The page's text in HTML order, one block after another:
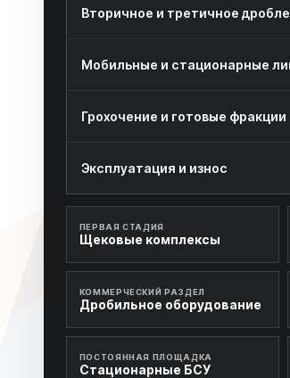
Вторичное и третичное
Мобильные и стационарные
Грохочение и готовые фракции
Эксплуатация и износ
ПЕРВАЯ СТАДИЯ
Щековые комплексы
КОММЕРЧЕСКИЙ РАЗДЕЛ
Дробильное оборудование
ПОСТОЯННАЯ ПЛОЩАДКА
Стационарные БСУ